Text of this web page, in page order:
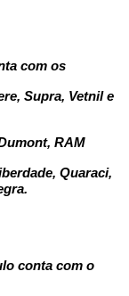
com os
Supra, Vetnil e
RAM
Quaraci,
conta com o